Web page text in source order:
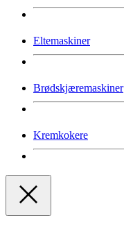
Eltemaskiner
Brødskjæremaskiner
Kremkokere